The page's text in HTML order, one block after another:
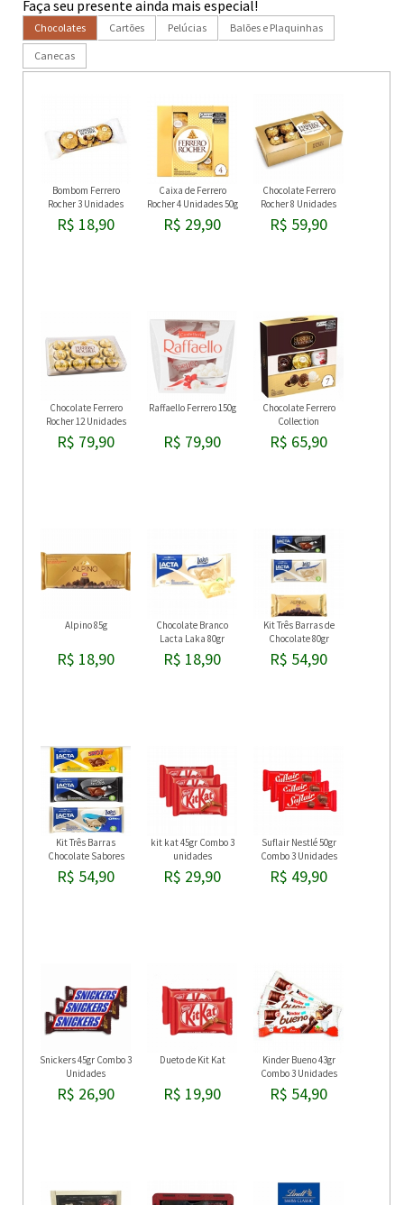
Faça seu presente ainda mais especial!
Chocolates Cartões Pelúcias Balões e Plaquinhas
Canecas
Bombom Ferrero
Rocher 3 Unidades
R$ 18,90
Caixa de Ferrero
Rocher 4 Unidades 50g
R$ 29,90
Chocolate Ferrero
Rocher 8 Unidades
R$ 59,90
Chocolate Ferrero
Rocher 12 Unidades
R$ 79,90
Raffaello Ferrero 150g
R$ 79,90
Chocolate Ferrero
Collection
R$ 65,90
Alpino 85g
R$ 18,90
Chocolate Branco
Lacta Laka 80gr
R$ 18,90
Kit Três Barras de
Chocolate 80gr
R$ 54,90
Kit Três Barras
Chocolate Sabores
Sortidos 80gr
R$ 54,90
kit kat 45gr Combo 3
unidades
R$ 29,90
Suflair Nestlé 50gr
Combo 3 Unidades
R$ 49,90
Snickers 45gr Combo 3
Unidades
R$ 26,90
Dueto de Kit Kat
R$ 19,90
Kinder Bueno 43gr
Combo 3 Unidades
R$ 54,90